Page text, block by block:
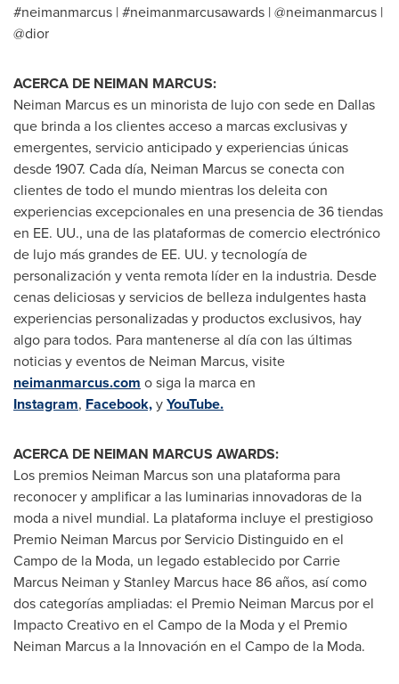
#neimanmarcus | #neimanmarcusawards | @neimanmarcus |
@dior
ACERCA DE NEIMAN MARCUS:
Neiman Marcuses un minorista de lujo con sede en Dallas
que brinda a los clientes acceso a marcas exclusivas y
emergentes, servicio anticipado y experiencias únicas
desde 1907. Cada día, Neiman Marcusse conecta con
clientes de todo el mundo mientras los deleita con
experiencias excepcionales en una presencia de 36 tiendas
en EE. UU., una de las plataformas de comercio electrónico
de lujo más grandes de EE. UU. y tecnología de
personalización y venta remota líder en la industria. Desde
cenas deliciosas y servicios de belleza indulgentes hasta
experiencias personalizadas y productos exclusivos, hay
algo para todos. Para mantenerse al día con las últimas
noticias y eventos de Neiman Marcus, visite
neimanmarcus.com o siga la marca en
Instagram, Facebook,yYouTube.
ACERCA DE NEIMAN MARCUS AWARDS:
Los premios Neiman Marcusson una plataforma para
reconocer y amplificar a las luminarias innovadoras de la
moda a nivel mundial. La plataforma incluye el prestigioso
Premio Neiman Marcus por Servicio Distinguido en el
Campo de la Moda, un legado establecido porCarrie
Marcus Neiman yStanley Marcus hace 86 años, así como
dos categorías ampliadas: el Premio Neiman Marcus por el
Impacto Creativo en el Campo de la Moday el Premio
Neiman Marcus a la Innovación en el Campo de la Moda.